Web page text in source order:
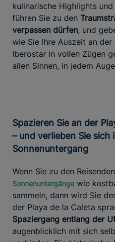
kulinarische Highlights
führen Sie zu den
verpassen dürfen, und
wie Sie Ihre Auszeit an
Iberostar in vollen Zügen
allen Sinnen, in jedem
Spazieren Sie an der Playa de la Caleta entlang
– und verlieben Sie sich
Sonnenuntergang
Wenn Sie zu den
Sonnenuntergänge wie
sammeln, dann wird Sie
der Playa de la Caleta
Spaziergang entlang der
augenblicklich mit sich